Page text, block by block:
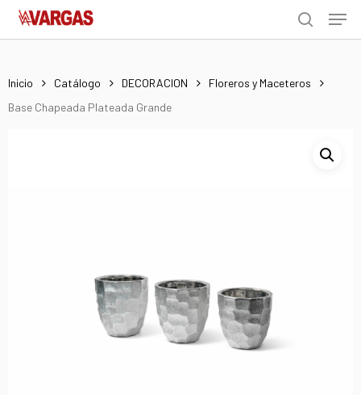
Skip
search
Menu
Inicio Catálogo DECORACION
Floreros y Maceteros
Base Chapeada Plateada Grande